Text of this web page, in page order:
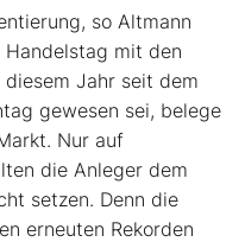
so Altmann
mit den
Jahr seit dem
gewesen sei, belege
Nur auf
die Anleger dem
setzen. Denn die
erneuten Rekorden